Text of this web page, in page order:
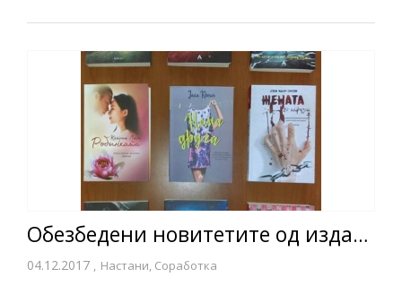
Обезбедени новитетите од издавачките куќи ,,Антолог" и ,,Наша култура“
04.12.2017 , Настани, Соработка